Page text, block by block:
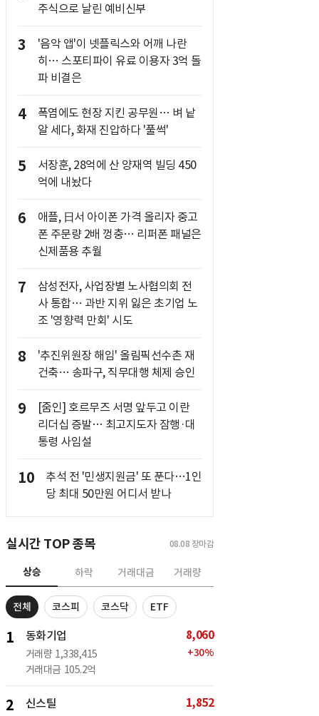
주식으로 날린 예비신부
3
'음악 앱'이 넷플릭스와 어깨 나란
히… 스포티파이 유료 이용자 3억 돌
파 비결은
4
폭염에도 현장 지킨 공무원… 벼 낱
알 세다, 화재 진압하다 '풀썩'
5
서장훈, 28억에 산 양재역 빌딩 450
억에 내놨다
6
애플, 日서 아이폰 가격 올리자 중고
폰 주문량 2배 껑충… 리퍼폰 패널은
신제품용 추월
7
삼성전자, 사업장별 노사협의회 전
사 통합… 과반 지위 잃은 초기업 노
조 '영향력 만회' 시도
8
'추진위원장 해임' 올림픽선수촌 재
건축… 송파구, 직무대행 체제 승인
9
[줌인] 호르무즈 서명 앞두고 이란
리더십 증발… 최고지도자 잠행·대
통령 사임설
10
추석 전 '민생지원금' 또 푼다…1인
당 최대 50만원 어디서 받나
실시간 TOP 종목 08.08 장마감
상승 하락 거래대금 거래량
전체 코스피 코스닥 ETF
1 동화기업
거래량 1,338,415
거래대금 105.2억
8,060
+30%
2 신스틸 1,852